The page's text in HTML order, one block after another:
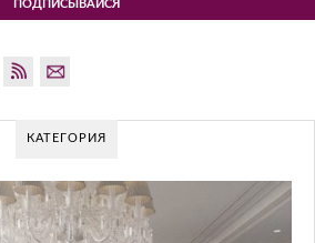
КАТЕГОРИЯ